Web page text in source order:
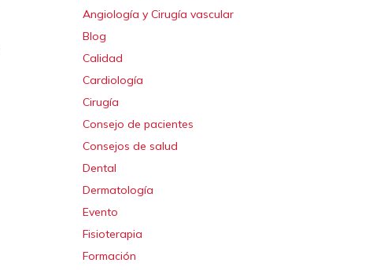
Angiología y Cirugía vascular
Blog
Calidad
Cardiología
Cirugía
Consejo de pacientes
Consejos de salud
Dental
Dermatología
Evento
Fisioterapia
Formación